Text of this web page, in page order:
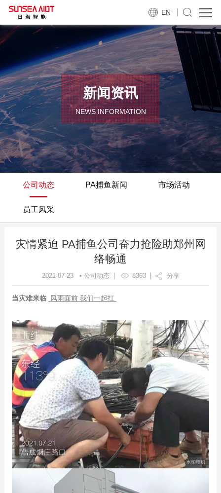
EN
新闻资讯
NEWS INFORMATION
公司动态 PA捕鱼新闻 市场活动
员工风采
灾情紧迫 PA捕鱼公司奋力抢险助郑州网
络畅通
2021-07-23 • 公司动态 | 8363| 分享
当灾难来临 风雨面前 我们一起扛